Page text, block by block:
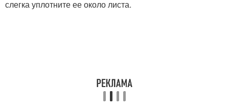
слегка уплотните ее около листа.